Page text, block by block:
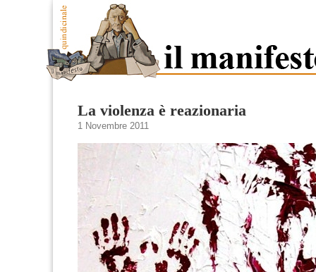
La violenza è reazionaria
1 Novembre 2011